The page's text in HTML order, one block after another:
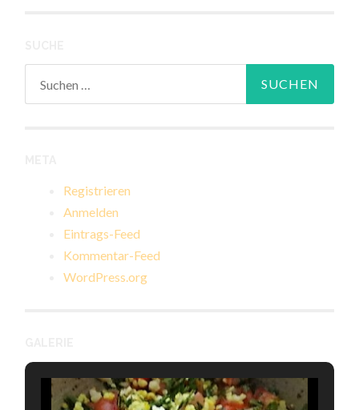
Registrieren
Anmelden
Eintrags-Feed
Kommentar-Feed
WordPress.org